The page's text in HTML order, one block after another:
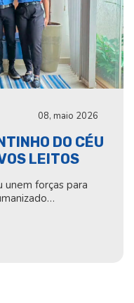
08, maio 2026
DO CÉU
LEITOS
unem forças para